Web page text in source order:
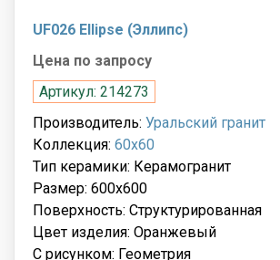
UF026 Ellipse (Эллипс)
Цена по запросу
Артикул: 214273
Производитель: Уральский гранит
Коллекция: 60x60
Тип керамики: Керамогранит
Размер: 600x600
Поверхность: Структурированная
Цвет изделия: Оранжевый
С рисунком: Геометрия